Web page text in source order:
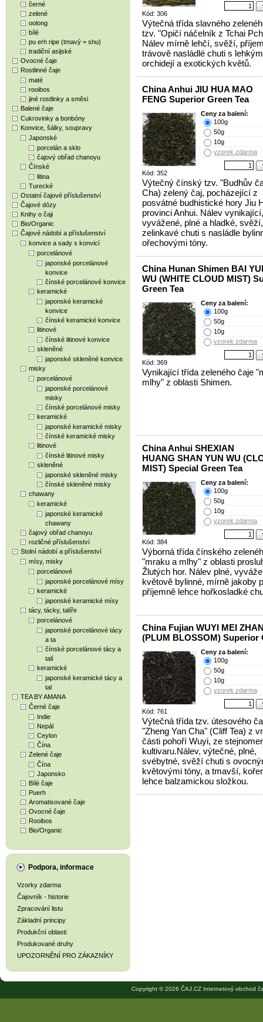
černé
zelené
oolong
bílé
pu erh ripe (tmavý = shu)
tradiční asijské
Ovocné čaje
Rostlinné čaje
maté
rooibos
jiné rostlinky a směsi
Balené čaje
Cukrovinky a bonbóny
Konvice, šálky, soupravy
Japonské
porcelán a sklo
čajový obřad chanoyu
Čínské
litina
Turecké
Ostatní čajové příslušenství
Čajové dózy
Knihy o čaji
Bio/Organic
Čajové nádobí a příslušenství
konvice a sady s konvicí
porcelánové
japonské porcelánové
konvice
čínské porcelánové konvice
keramické
japonské keramické
konvice
čínské keramické konvice
litinové
čínské litinové konvice
skleněné
japonské skleněné konvice
misky
porcelánové
japonské porcelánové
misky
čínské porcelánové misky
keramické
japonské keramické misky
čínské keramické misky
litinové
čínské litinové misky
skleněné
japonské skleněné misky
čínské skleněné misky
chawany
keramické
japonské keramické
chawany
čajový obřad chanoyu
rozličné příslušenství
Stolní nádobí a příslušenství
mísy, misky
porcelánové
japonské porcelánové mísy
keramické
japonské keramické mísy
tácy, tácky, talíře
porcelánové
japonské porcelánové tácy
a ta
čínské porcelánové tácy a
talí
keramické
japonské keramické tácy a
tal
TEA BY AMANA
Černé čaje
Indie
Nepál
Ceylon
Čína
Zelené čaje
Čína
Japonsko
Bílé čaje
Puerh
Aromatisované čaje
Ovocné čaje
Rooibos
Bio/Organic
Podpora, informace
Vzorky zdarma
Čajovník - historie
Zpracování listu
Základní principy
Produkční oblasti
Produkované druhy
UPOZORNĚNÍ PRO ZÁKAZNÍKY
Kód: 306
Výtečná třída slavného
tzv. "Opičí náčelník z Tchai
Nálev mírně lehčí, svěží,
trávově nasládlé chuti s
orchidejí a exotických květů.
China Anhui JIU HUA MAO
FENG Superior Green Tea
Kód: 352
Ceny za balení:
100g
50g
10g
vzorek zdarma
Výtečný čínský tzv. "Budhův
Cha) zelený čaj, pocházející z
posvátné budhistické hory Jiu
provinci Anhui. Nálev vynikající,
vyvážené, plné a hladké, svěží,
zelinkavé chuti s nasládle
ořechovými tóny.
China Hunan Shimen BAI
WU (WHITE CLOUD MIST)
Green Tea
Kód: 369
Ceny za balení:
100g
50g
10g
vzorek zdarma
Vynikající třída zeleného čaje
mlhy" z oblasti Shimen.
China Anhui SHEXIAN
HUANG SHAN YUN WU
MIST) Special Green Tea
Kód: 384
Ceny za balení:
100g
50g
10g
vzorek zdarma
Výborná třída čínského
"mraku a mlhy" z oblasti
Žlutých hor. Nálev plné,
květově bylinné, mírně jakoby
příjemně lehce hořkosladké
China Fujian WUYI MEI
(PLUM BLOSSOM) Superior
Kód: 761
Ceny za balení:
100g
50g
10g
vzorek zdarma
Výtečná třída tzv. útesového
"Zheng Yan Cha" (Cliff Tea) z
části pohoří Wuyi, ze
kultivaru.Nálev, výtečné, plné,
svébytné, svěží chuti s
květovými tóny, a tmavší,
lehce balzamickou složkou.
Copyright © 2026 ČAJ.CZ Internetový obchod